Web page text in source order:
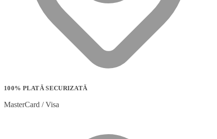
100% PLATĂ SECURIZATĂ
MasterCard / Visa